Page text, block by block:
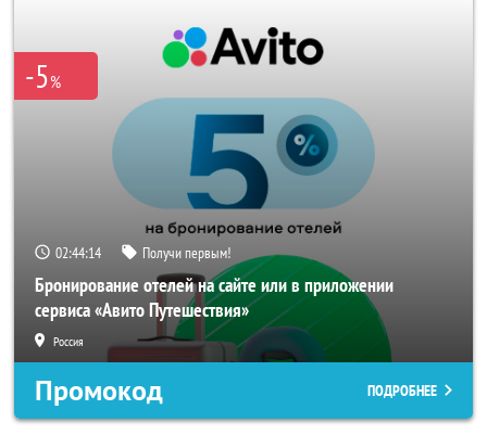
-5%
02:44:11 Получи первым!
Бронирование отелей на сайте или в приложении
сервиса «Авито Путешествия»
Россия
Промокод ПОДРОБНЕЕ